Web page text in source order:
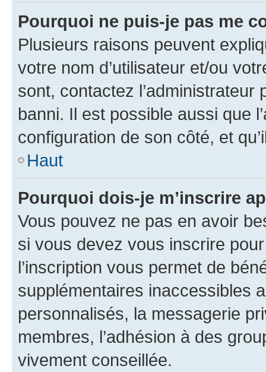
Pourquoi ne puis-je pas me
Plusieurs raisons peuvent
votre nom d’utilisateur et/ou
sont, contactez l’administrateur
banni. Il est possible aussi que
configuration de son côté, et
Haut
Pourquoi dois-je m’inscrire
Vous pouvez ne pas en avoir
si vous devez vous inscrire
l’inscription vous permet de
supplémentaires inaccessibles
personnalisés, la messagerie
membres, l’adhésion à des
vivement conseillée.